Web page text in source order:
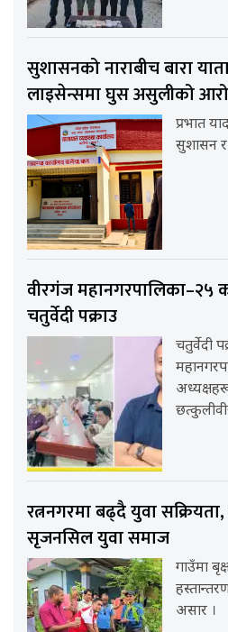
सुशासनको नाराबीच बारा
लाइसेन्समा घुस असुलीको
प्रभात
सुशासन र
वीरगंज महानगरपालिका–२५
चतुर्वेदी पक्राउ
चतुर्वेदी
रत्ननगरमा बढ्दै युवा
सृजनसिल युवा समाज
गाउँमा
असार ।